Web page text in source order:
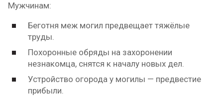
Мужчинам:
Беготня меж могил предвещает тяжёлые
труды.
Похоронные обряды на захоронении
незнакомца, снятся к началу новых дел.
Устройство огорода у могилы — предвестие
прибыли.